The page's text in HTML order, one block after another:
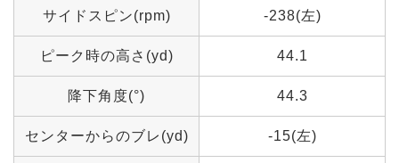
サイドスピン(rpm) -238(左)
ピーク時の高さ(yd) 44.1
降下角度(°) 44.3
センターからのブレ(yd) -15(左)